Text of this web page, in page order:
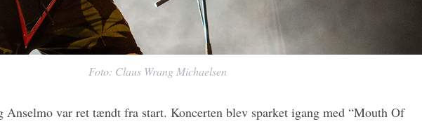
Foto: Claus Wrang Michaelsen
Anselmo var ret tændt fra start. Koncerten blev sparket igang med “Mouth Of